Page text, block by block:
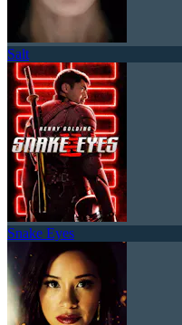
Salt
Snake Eyes